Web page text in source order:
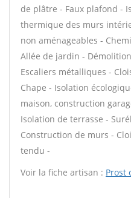
de plâtre - Faux plafond -
thermique des murs
non aménageables -
Allée de jardin -
Escaliers métalliques -
Chape - Isolation
maison, construction
Isolation de terrasse -
Construction de murs -
tendu -
Voir la fiche artisan : Prost